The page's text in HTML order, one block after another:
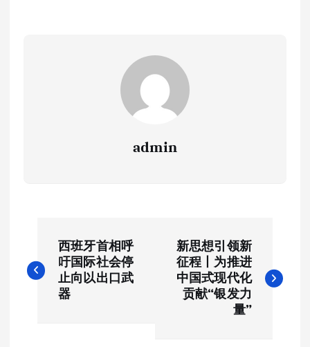
admin
章
西班牙首相呼
吁国际社会停
止向以出口武
器
新思想引领新
征程丨为推进
中国式现代化
贡献“银发力
量”